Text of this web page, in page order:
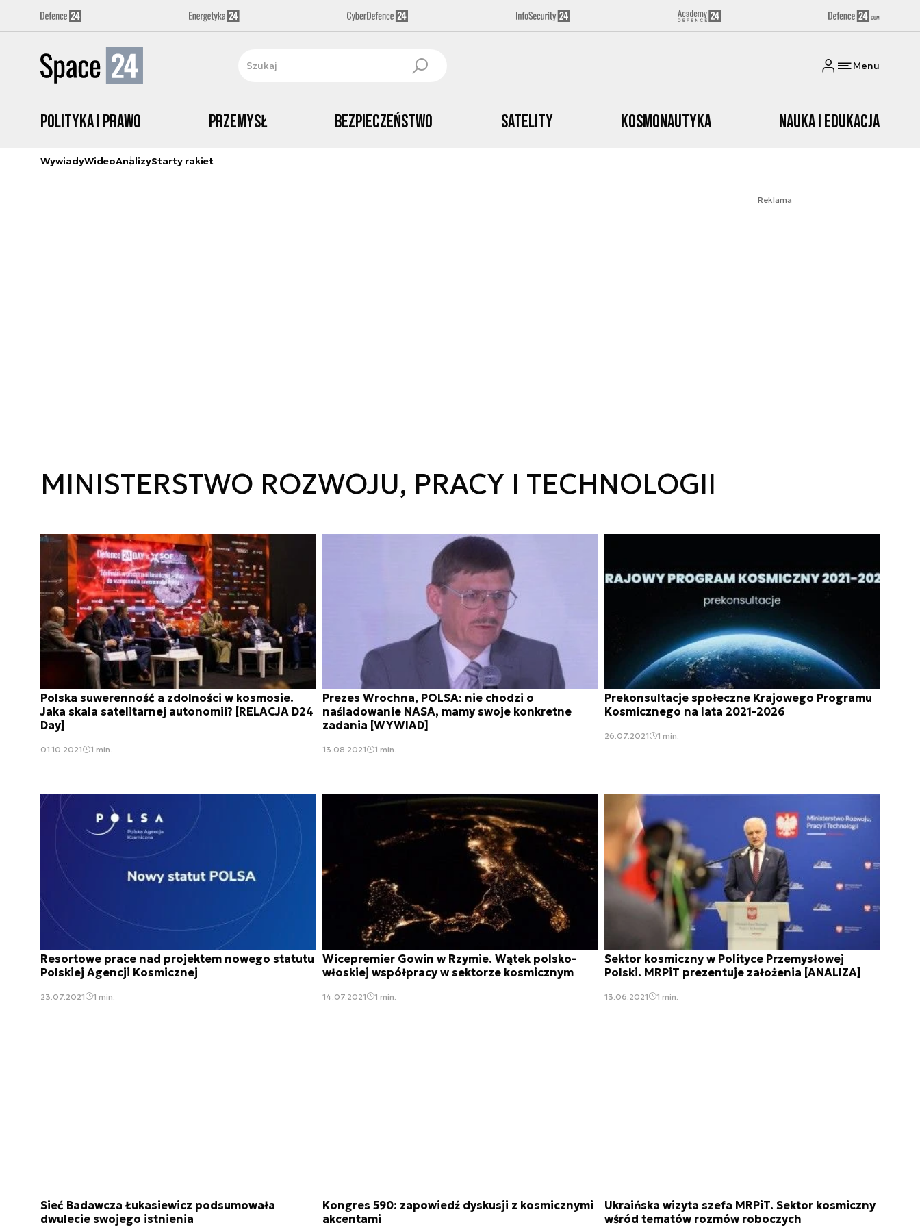
Menu
Polityka i prawo Przemysł Bezpieczeństwo Satelity Kosmonautyka Nauka i edukacja
WywiadyWideoAnalizyStarty rakiet
Reklama
MINISTERSTWO ROZWOJU, PRACY I TECHNOLOGII
Polska suwerenność a zdolności w kosmosie.
Jaka skala satelitarnej autonomii? [RELACJA D24
Day]
01.10.2021 1 min.
Prezes Wrochna, POLSA: nie chodzi o
naśladowanie NASA, mamy swoje konkretne
zadania [WYWIAD]
13.08.2021 1 min.
Prekonsultacje społeczne Krajowego Programu
Kosmicznego na lata 2021-2026
26.07.2021 1 min.
Resortowe prace nad projektem nowego statutu
Polskiej Agencji Kosmicznej
23.07.2021 1 min.
Wicepremier Gowin w Rzymie. Wątek polsko-
włoskiej współpracy w sektorze kosmicznym
14.07.2021 1 min.
Sektor kosmiczny w Polityce Przemysłowej
Polski. MRPiT prezentuje założenia [ANALIZA]
13.06.2021 1 min.
Sieć Badawcza Łukasiewicz podsumowała
dwulecie swojego istnienia
Kongres 590: zapowiedź dyskusji z kosmicznymi
akcentami
Ukraińska wizyta szefa MRPiT. Sektor kosmiczny
wśród tematów rozmów roboczych